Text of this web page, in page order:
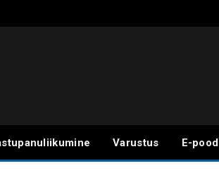
Varustus E-pood